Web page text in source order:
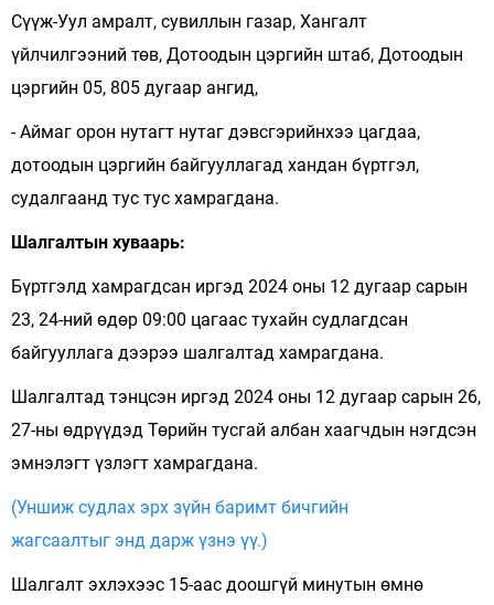
Сүүж-Уул амралт, сувиллын газар, Хангалт
үйлчилгээний төв, Дотоодын цэргийн штаб, Дотоодын
цэргийн 05, 805 дугаар ангид,
- Аймаг орон нутагт нутаг дэвсгэрийнхээ цагдаа,
дотоодын цэргийн байгууллагад хандан бүртгэл,
судалгаанд тус тус хамрагдана.
Шалгалтын хуваарь:
Бүртгэлд хамрагдсан иргэд 2024 оны 12 дугаар сарын
23, 24-ний өдөр 09:00 цагаас тухайн судлагдсан
байгууллага дээрээ шалгалтад хамрагдана.
Шалгалтад тэнцсэн иргэд 2024 оны 12 дугаар сарын 26,
27-ны өдрүүдэд Төрийн тусгай албан хаагчдын нэгдсэн
эмнэлэгт үзлэгт хамрагдана.
(Уншиж судлах эрх зүйн баримт бичгийн
жагсаалтыг энд дарж үзнэ үү.)
Шалгалт эхлэхээс 15-аас доошгүй минутын өмнө